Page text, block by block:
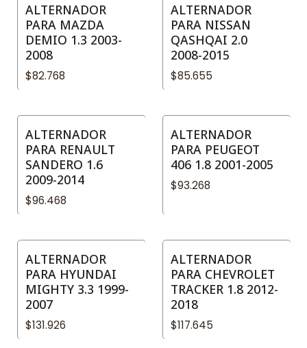
ALTERNADOR
PARA MAZDA
DEMIO 1.3 2003-
2008
$82.768
ALTERNADOR
PARA NISSAN
QASHQAI 2.0
2008-2015
$85.655
ALTERNADOR
PARA RENAULT
SANDERO 1.6
2009-2014
$96.468
ALTERNADOR
PARA PEUGEOT
406 1.8 2001-2005
$93.268
ALTERNADOR
PARA HYUNDAI
MIGHTY 3.3 1999-
2007
$131.926
ALTERNADOR
PARA CHEVROLET
TRACKER 1.8 2012-
2018
$117.645